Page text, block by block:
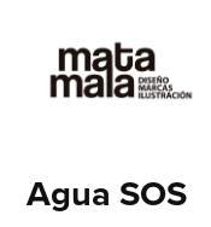
Agua SOS